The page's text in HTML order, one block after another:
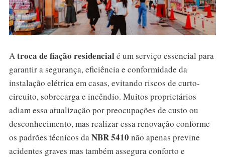
Atroca de fiação residencialé um serviço essencial para
garantir a segurança, eficiência e conformidade da
instalação elétrica em casas, evitando riscos de curto-
circuito, sobrecarga e incêndio. Muitos proprietários
adiam essa atualização por preocupações de custo ou
desconhecimento, mas realizar essa renovação conforme
os padrões técnicos daNBR 5410 não apenas previne
acidentes graves mas também assegura conforto e